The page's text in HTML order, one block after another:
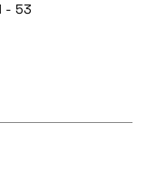
- 53